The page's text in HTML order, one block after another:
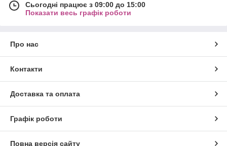
Сьогодні працює з 09:00 до 15:00
Показати весь графік роботи
Про нас
Контакти
Доставка та оплата
Графік роботи
Повна версія сайту